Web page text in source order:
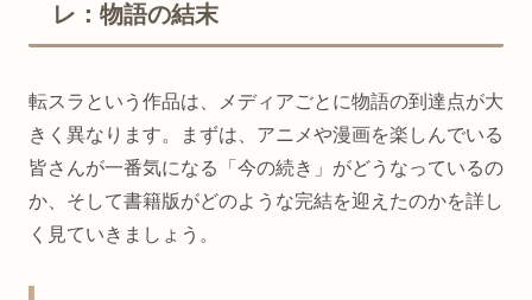
レ：物語の結末
転スラという作品は、メディアごとに物語の到達点が大
きく異なります。まずは、アニメや漫画を楽しんでいる
皆さんが一番気になる「今の続き」がどうなっているの
か、そして書籍版がどのような完結を迎えたのかを詳し
く見ていきましょう。